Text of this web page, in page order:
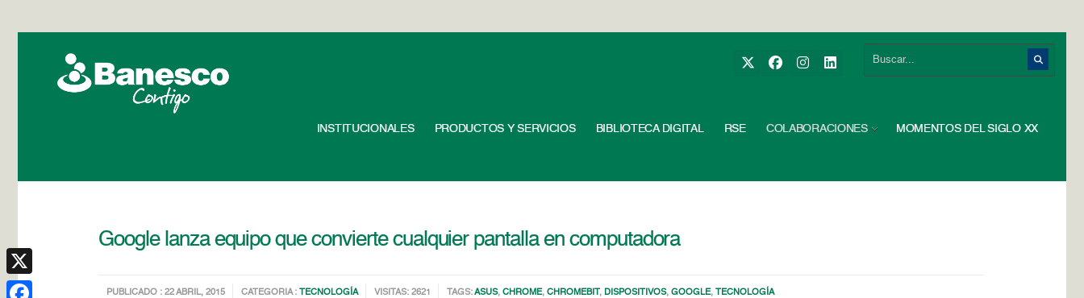
INSTITUCIONALES PRODUCTOS Y SERVICIOS BIBLIOTECA DIGITAL RSE COLABORACIONES MOMENTOS DEL SIGLO XX
Google lanza equipo que convierte cualquier pantalla en computadora
PUBLICADO : 22 ABRIL, 2015 CATEGORIA : TECNOLOGÍA VISITAS: 2621 TAGS:ASUS,CHROME,CHROMEBIT , DISPOSITIVOS,GOOGLE, TECNOLOGÍA
X